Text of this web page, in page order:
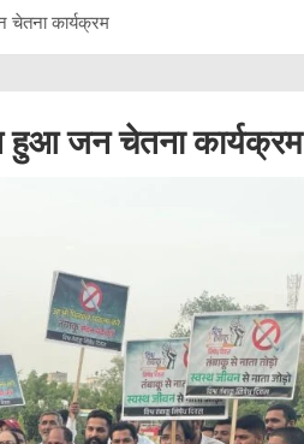
चेतना कार्यक्रम
हुआ जन चेतना कार्यक्रम